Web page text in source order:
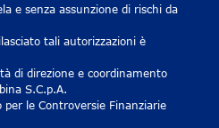
e senza assunzione di rischi da
tali autorizzazioni è
di direzione e coordinamento
S.C.p.A.
per le Controversie Finanziarie